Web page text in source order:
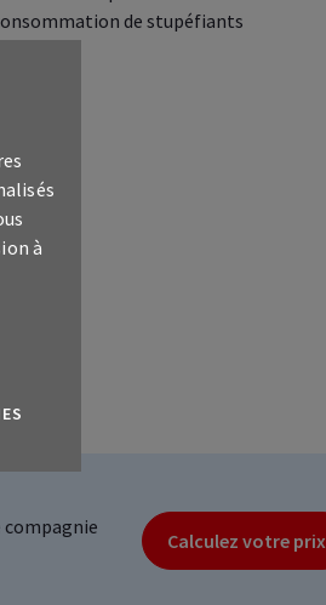
de stupéfiants
compagnie
Calculez votre prix
à